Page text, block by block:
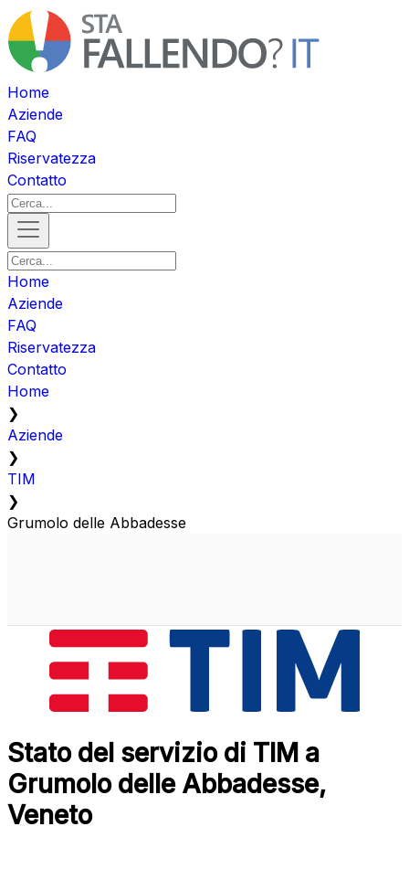
Home
Aziende
FAQ
Riservatezza
Contatto
Home
Aziende
FAQ
Riservatezza
Contatto
Home
❯
Aziende
❯
TIM
❯
Grumolo delle Abbadesse
Stato del servizio di TIM a
Grumolo delle Abbadesse,
Veneto